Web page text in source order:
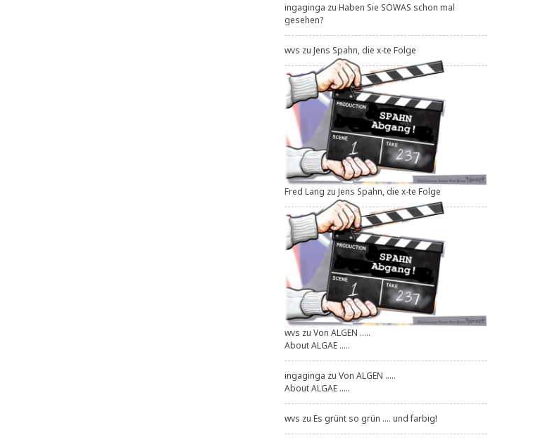
ingaginga zu Haben Sie SOWAS schon mal
gesehen?
wvs zu Jens Spahn, die x-te Folge
Fred Lang zu Jens Spahn, die x-te Folge
wvs zu Von ALGEN .....
About ALGAE .....
ingaginga zu Von ALGEN .....
About ALGAE .....
wvs zu Es grünt so grün .... und farbig!